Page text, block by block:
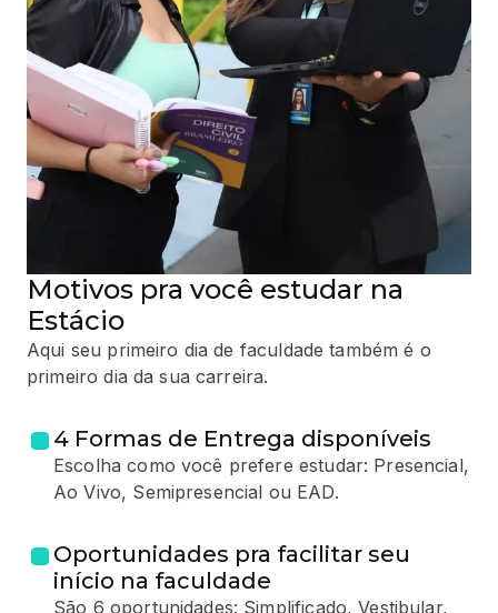
Motivos pra você estudar na
Estácio
Aqui seu primeiro dia de faculdade também é o
primeiro dia da sua carreira.
4 Formas de Entrega disponíveis
Escolha como você prefere estudar: Presencial,
Ao Vivo, Semipresencial ou EAD.
Oportunidades pra facilitar seu
início na faculdade
São 6 oportunidades: Simplificado, Vestibular,